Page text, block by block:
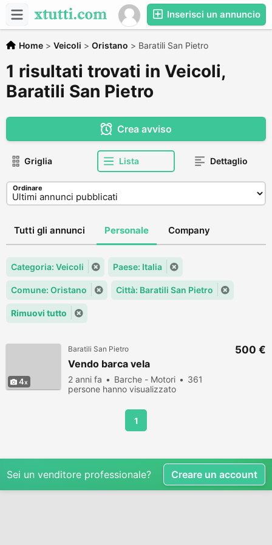
Inserisci un annuncio
Home > Veicoli > Oristano > Baratili San Pietro
1 risultati trovati in Veicoli,
Baratili San Pietro
Crea avviso
Griglia Lista Dettaglio
Ordinare
Tutti gli annunci Personale Company
Categoria: Veicoli Paese: Italia
Comune: Oristano Città: Baratili San Pietro
Rimuovi tutto
4
Baratili San Pietro
Vendo barca vela
2 anni fa Barche - Motori
361
persone hanno visualizzato
500 €
1
Sei un venditore professionale? Creare un account